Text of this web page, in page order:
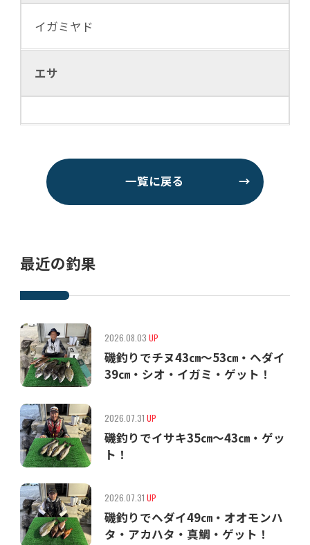
イガミヤド
エサ
一覧に戻る →
最近の釣果
2026.08.03 UP
磯釣りでチヌ43㎝〜53㎝・ヘダイ
39㎝・シオ・イガミ・ゲット！
2026.07.31 UP
磯釣りでイサキ35㎝〜43㎝・ゲッ
ト！
2026.07.31 UP
磯釣りでヘダイ49㎝・オオモンハ
タ・アカハタ・真鯛・ゲット！